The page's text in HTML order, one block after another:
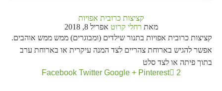
קציצות כרובית אפויות
מאת רחלי קרוט אפריל 8, 2018
קציצות כרובית אפויות בתנור שילדים (ומבוגרים) ממש ממש אוהבים.
אפשר להגיש בארוחת צהריים לצד המנה עיקרית או בארוחת ערב
בתוך פיתה או לצד סלט
2
Facebook Twitter Google + Pinterest